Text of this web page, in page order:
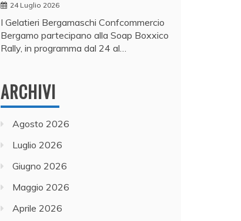
24 Luglio 2026
I Gelatieri Bergamaschi Confcommercio
Bergamo partecipano alla Soap Boxxico
Rally, in programma dal 24 al…
ARCHIVI
Agosto 2026
Luglio 2026
Giugno 2026
Maggio 2026
Aprile 2026